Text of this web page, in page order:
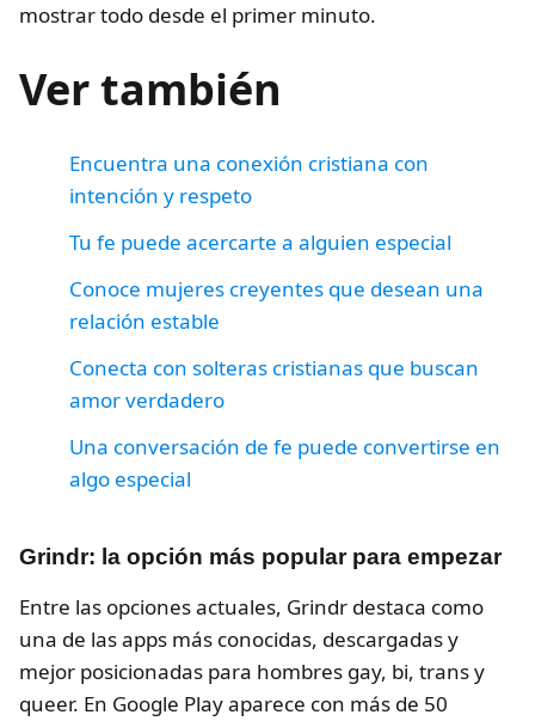
mostrar todo desde el primer minuto.
Ver también
Encuentra una conexión cristiana con
intención y respeto
Tu fe puede acercarte a alguien especial
Conoce mujeres creyentes que desean una
relación estable
Conecta con solteras cristianas que buscan
amor verdadero
Una conversación de fe puede convertirse en
algo especial
Grindr: la opción más popular para empezar
Entre las opciones actuales, Grindr destaca como
una de las apps más conocidas, descargadas y
mejor posicionadas para hombres gay, bi, trans y
queer. En Google Play aparece con más de 50